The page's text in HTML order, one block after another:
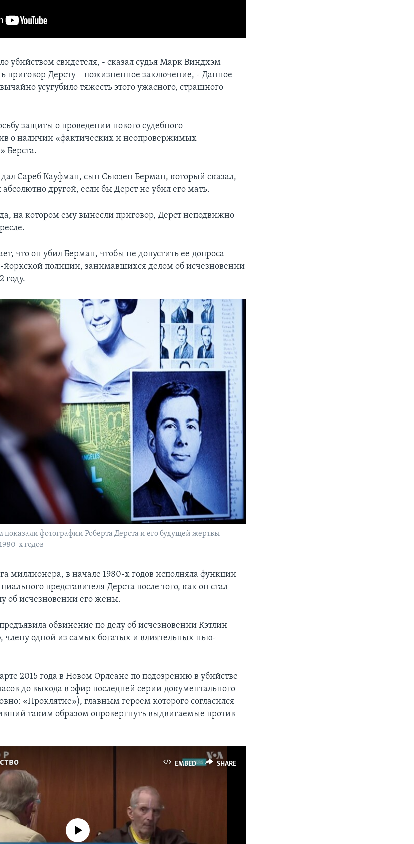
убийством свидетеля, - сказал судья Марк Виндхэм
приговор Дерсту – пожизненное заключение, - Данное
усугубило тяжесть этого ужасного, страшного
защиты о проведении нового судебного
о наличии «фактических и неопровержимых
Берста.
дал Сареб Кауфман, сын Сьюзен Берман, который сказал,
другой, если бы Дерст не убил его мать.
на котором ему вынесли приговор, Дерст неподвижно
что он убил Берман, чтобы не допустить ее допроса
йоркской полиции, занимавшихся делом об исчезновении
году.
фотографии Роберта Дерста и его будущей жертвы
х годов
миллионера, в начале 1980-х годов исполняла функции
представителя Дерста после того, как он стал
об исчезновении его жены.
обвинение по делу об исчезновении Кэтлин
члену одной из самых богатых и влиятельных нью-
2015 года в Новом Орлеане по подозрению в убийстве
до выхода в эфир последней серии документального
«Проклятие»), главным героем которого согласился
таким образом опровергнуть выдвигаемые против
EMBED SHARE
No media source currently available